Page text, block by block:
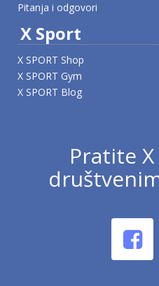
Pitanja i odgovori
X Sport
X SPORT Shop
X SPORT Gym
X SPORT Blog
Pratite